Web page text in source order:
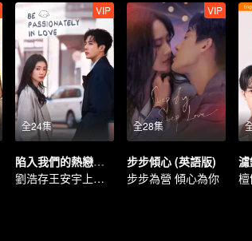
全24集
VIP
陷入我們的熱戀（英語版）
劉浩存王安宇上演青春純愛
全28集
VIP
步步傾心 (英語版)
步步為營 傾心為你